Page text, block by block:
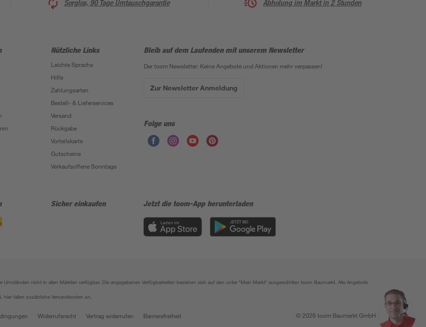
Sorglos, 90 Tage Umtauschgarantie Abholung im Markt in 2 Stunden
Nützliche Links
Leichte Sprache
Hilfe
Zahlungsarten
Bestell- & Lieferservices
Versand
Rückgabe
Vorteilskarte
Gutscheine
Verkaufsoffene Sonntage
Bleib auf dem Laufenden mit unserem Newsletter
Der toom Newsletter: Keine Angebote und Aktionen mehr verpassen!
Zur Newsletter Anmeldung
Folge uns
Sicher einkaufen Jetzt die toom-App herunterladen
nicht in allen Märkten verfügbar. Die angegebenen Verfügbarkeiten beziehen sich auf den unter "Mein Markt" ausgewählten toom Baumarkt. Alle Angebote
fallen zusätzliche Versandkosten an.
Widerrufsrecht Vertrag widerrufen Barrierefreiheit © 2026 toom Baumarkt GmbH